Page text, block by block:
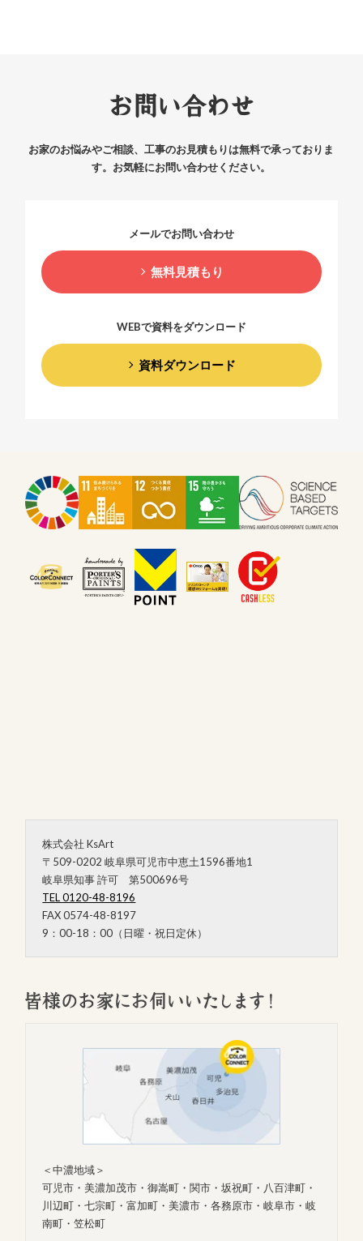
お問い合わせ
お家のお悩みやご相談、工事のお見積もりは無料で承っておりま
す。 お気軽にお問い合わせください。
メールでお問い合わせ
無料見積もり
WEBで資料をダウンロード
資料ダウンロード
株式会社 KsArt
〒509-0202 岐阜県可児市中恵土1596番地1
岐阜県知事 許可 第500696号
TEL 0120-48-8196
FAX 0574-48-8197
9：00-18：00（日曜・祝日定休）
＜中濃地域＞
可児市・美濃加茂市・御嵩町・関市・坂祝町・八百津町・
川辺町・七宗町・富加町・美濃市・各務原市・岐阜市・岐
南町・笠松町